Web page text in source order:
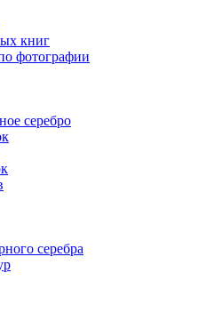
книг
фотографии
серебро
серебра